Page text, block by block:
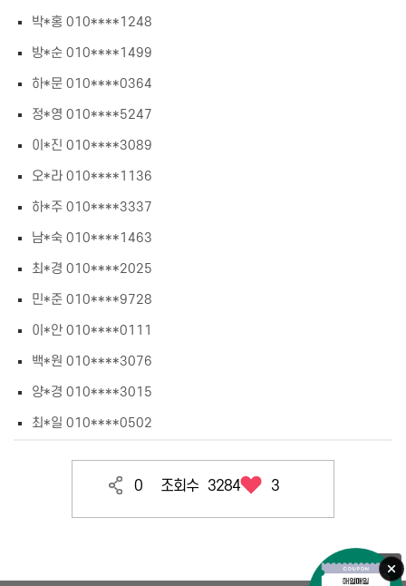
오
박*홍 010****1248
방*순 010****1499
하*문 010****0364
정*영 010****5247
이*진 010****3089
오*라 010****1136
하*주 010****3337
남*숙 010****1463
최*경 010****2025
민*준 010****9728
이*안 010****0111
백*원 010****3076
양*경 010****3015
최*일 010****0502
3
0 조회수 3284
목록으로